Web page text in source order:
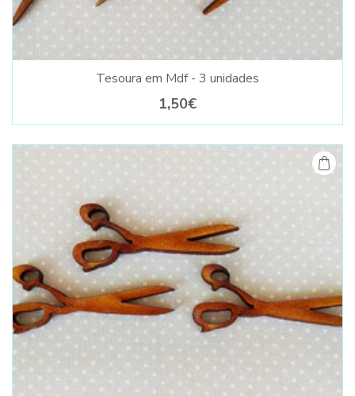
Tesoura em Mdf - 3 unidades
1,50€